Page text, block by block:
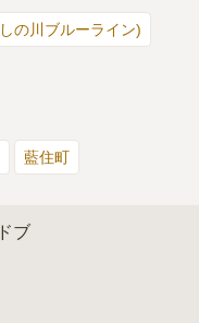
の川ブルーライン)
藍住町